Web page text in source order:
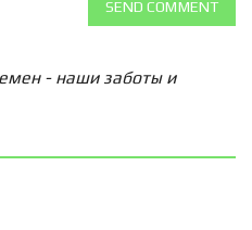
SEND COMMENT
- наши заботы и